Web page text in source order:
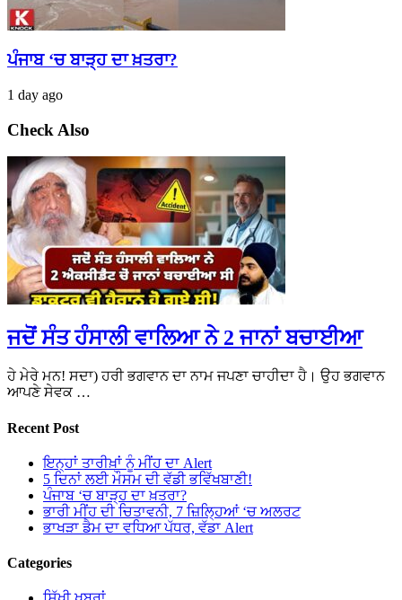
ਪੰਜਾਬ ‘ਚ ਬਾੜ੍ਹ ਦਾ ਖ਼ਤਰਾ?
1 day ago
Check Also
ਜਦੋਂ ਸੰਤ ਹੰਸਾਲੀ ਵਾਲਿਆ ਨੇ 2 ਜਾਨਾਂ ਬਚਾਈਆ
ਹੇ ਮੇਰੇ ਮਨ! ਸਦਾ) ਹਰੀ ਭਗਵਾਨ ਦਾ ਨਾਮ ਜਪਣਾ ਚਾਹੀਦਾ ਹੈ। ਉਹ ਭਗਵਾਨ
ਆਪਣੇ ਸੇਵਕ …
Recent Post
ਇਨ੍ਹਾਂ ਤਾਰੀਖ਼ਾਂ ਨੂੰ ਮੀਂਹ ਦਾ Alert
5 ਦਿਨਾਂ ਲਈ ਮੌਸਮ ਦੀ ਵੱਡੀ ਭਵਿੱਖਬਾਣੀ!
ਪੰਜਾਬ ‘ਚ ਬਾੜ੍ਹ ਦਾ ਖ਼ਤਰਾ?
ਭਾਰੀ ਮੀਂਹ ਦੀ ਚਿਤਾਵਨੀ, 7 ਜ਼ਿਲ੍ਹਿਆਂ ‘ਚ ਅਲਰਟ
ਭਾਖੜਾ ਡੈਮ ਦਾ ਵਧਿਆ ਪੱਧਰ, ਵੱਡਾ Alert
Categories